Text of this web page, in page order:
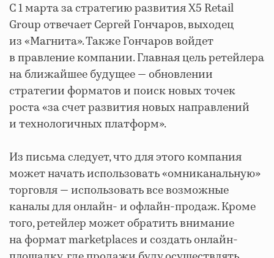
С 1 марта за стратегию развития X5 Retail
Group отвечает Сергей Гончаров, выходец
из «Магнита». Также Гончаров войдет
в правление компании. Главная цель ретейлера
на ближайшее будущее — обновлении
стратегии форматов и поиск новых точек
роста «за счет развития новых направлений
и технологичных платформ».
Из письма следует, что для этого компания
может начать использовать «омниканальную»
торговля — использовать все возможные
каналы для онлайн- и офлайн-продаж. Кроме
того, ретейлер может обратить внимание
на формат marketplaces и создать онлайн-